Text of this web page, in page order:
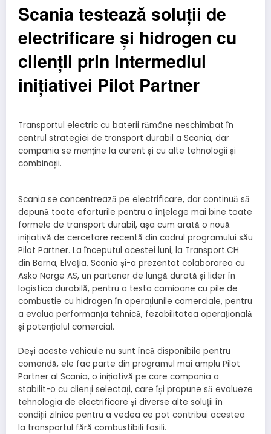
Scania testează soluții de
electrificare și hidrogen cu
clienții prin intermediul
inițiativei Pilot Partner
Transportul electric cu baterii rămâne neschimbat în
centrul strategiei de transport durabil a Scania, dar
compania se menține la curent și cu alte tehnologii și
combinații.
Scania se concentrează pe electrificare, dar continuă să
depună toate eforturile pentru a înțelege mai bine toate
formele de transport durabil, așa cum arată o nouă
inițiativă de cercetare recentă din cadrul programului său
Pilot Partner. La începutul acestei luni, la Transport.CH
din Berna, Elveția, Scania și-a prezentat colaborarea cu
Asko Norge AS, un partener de lungă durată și lider în
logistica durabilă, pentru a testa camioane cu pile de
combustie cu hidrogen în operațiunile comerciale, pentru
a evalua performanța tehnică, fezabilitatea operațională
și potențialul comercial.
Deși aceste vehicule nu sunt încă disponibile pentru
comandă, ele fac parte din programul mai amplu Pilot
Partner al Scania, o inițiativă pe care compania a
stabilit-o cu clienți selectați, care își propune să evalueze
tehnologia de electrificare și diverse alte soluții în
condiții zilnice pentru a vedea ce pot contribui acestea
la transportul fără combustibili fosili.